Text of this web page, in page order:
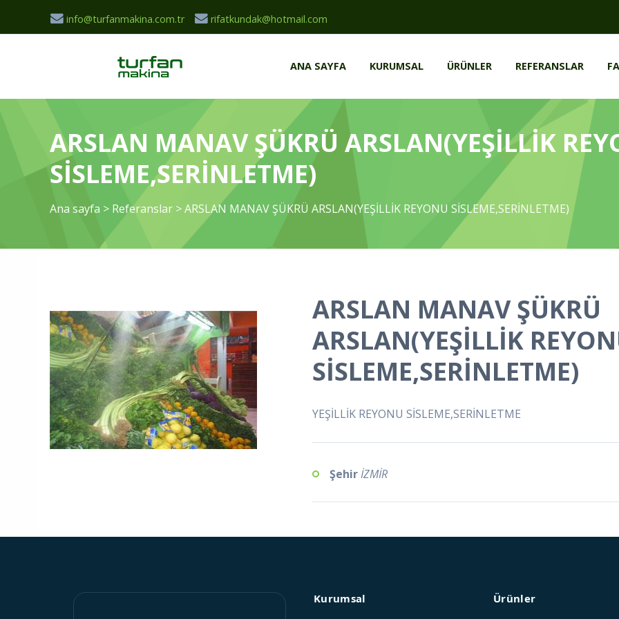
info@turfanmakina.com.tr rifatkundak@hotmail.com
ANA SAYFA KURUMSAL ÜRÜNLER REFERANSLAR
ARSLAN MANAV ŞÜKRÜ ARSLAN(YEŞİLLİK
SİSLEME,SERİNLETME)
Ana sayfa > Referanslar >ARSLAN MANAV ŞÜKRÜ ARSLAN(YEŞİLLİK REYONU SİSLEME,SERİNLETME)
ARSLAN MANAV ŞÜKRÜ
ARSLAN(YEŞİLLİK
SİSLEME,SERİNLETME)
YEŞİLLİK REYONU SİSLEME,SERİNLETME
ŞehirİZMİR
Kurumsal Ürünler